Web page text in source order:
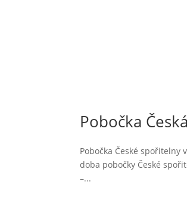
Pobočka
Pobočka České
doba pobočky České
–...